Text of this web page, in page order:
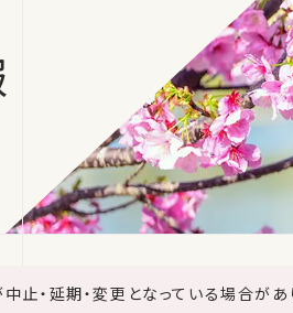
止・延期・変更となっている場合が